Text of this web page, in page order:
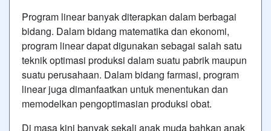
Program linear banyak diterapkan dalam berbagai
bidang. Dalam bidang matematika dan ekonomi,
program linear dapat digunakan sebagai salah satu
teknik optimasi produksi dalam suatu pabrik maupun
suatu perusahaan. Dalam bidang farmasi, program
linear juga dimanfaatkan untuk menentukan dan
memodelkan pengoptimasian produksi obat.
Di masa kini banyak sekali anak muda bahkan anak